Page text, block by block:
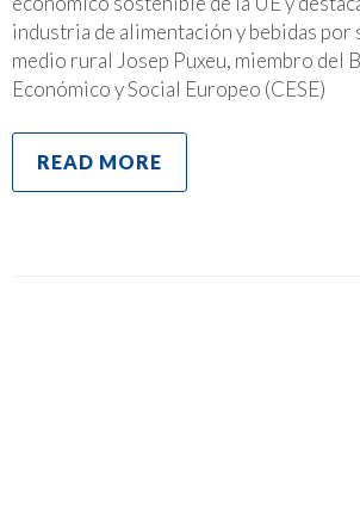
industria de alimentación y bebidas por
medio rural Josep Puxeu, miembro del
Económico y Social Europeo (CESE)
READ MORE